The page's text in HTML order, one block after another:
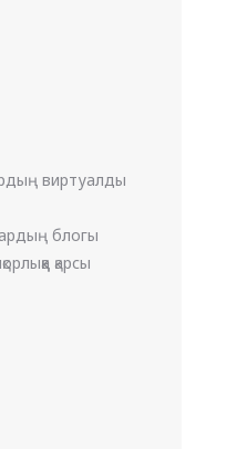
виртуалды
блогы
қарсы